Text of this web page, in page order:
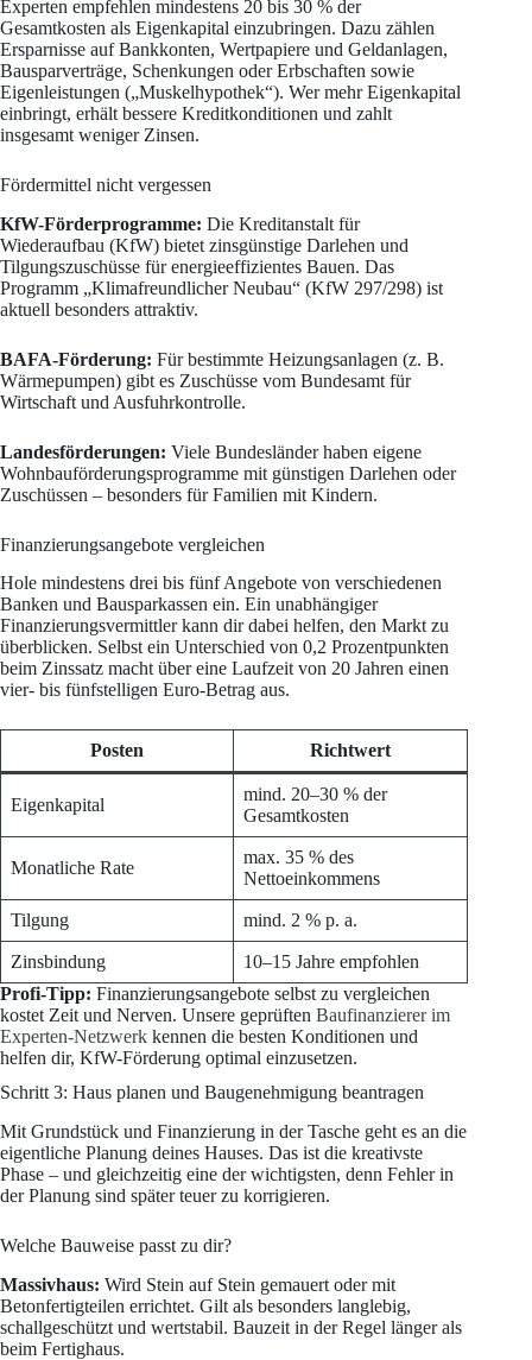
Experten empfehlen mindestens 20 bis 30 % der
Gesamtkosten als Eigenkapital einzubringen. Dazu zählen
Ersparnisse auf Bankkonten, Wertpapiere und Geldanlagen,
Bausparverträge, Schenkungen oder Erbschaften sowie
Eigenleistungen („Muskelhypothek“). Wer mehr Eigenkapital
einbringt, erhält bessere Kreditkonditionen und zahlt
insgesamt weniger Zinsen.
Fördermittel nicht vergessen
KfW-Förderprogramme: Die Kreditanstalt für
Wiederaufbau (KfW) bietet zinsgünstige Darlehen und
Tilgungszuschüsse für energieeffizientes Bauen. Das
Programm „Klimafreundlicher Neubau“ (KfW 297/298) ist
aktuell besonders attraktiv.
BAFA-Förderung: Für bestimmte Heizungsanlagen (z. B.
Wärmepumpen) gibt es Zuschüsse vom Bundesamt für
Wirtschaft und Ausfuhrkontrolle.
Landesförderungen: Viele Bundesländer haben eigene
Wohnbauförderungsprogramme mit günstigen Darlehen oder
Zuschüssen – besonders für Familien mit Kindern.
Finanzierungsangebote vergleichen
Hole mindestens drei bis fünf Angebote von verschiedenen
Banken und Bausparkassen ein. Ein unabhängiger
Finanzierungsvermittler kann dir dabei helfen, den Markt zu
überblicken. Selbst ein Unterschied von 0,2 Prozentpunkten
beim Zinssatz macht über eine Laufzeit von 20 Jahren einen
vier- bis fünfstelligen Euro-Betrag aus.
Posten Richtwert
Eigenkapital
mind. 20–30 % der
Gesamtkosten
Monatliche Rate
max. 35 % des
Nettoeinkommens
Tilgung mind. 2 % p. a.
Zinsbindung
10–15 Jahre empfohlen
Profi-Tipp: Finanzierungsangebote selbst zu vergleichen
kostet Zeit und Nerven. Unsere geprüften Baufinanzierer im
Experten-Netzwerk kennen die besten Konditionen und
helfen dir, KfW-Förderung optimal einzusetzen.
Schritt 3: Haus planen und Baugenehmigung beantragen
Mit Grundstück und Finanzierung in der Tasche geht es an die
eigentliche Planung deines Hauses. Das ist die kreativste
Phase – und gleichzeitig eine der wichtigsten, denn Fehler in
der Planung sind später teuer zu korrigieren.
Welche Bauweise passt zu dir?
Massivhaus: Wird Stein auf Stein gemauert oder mit
Betonfertigteilen errichtet. Gilt als besonders langlebig,
schallgeschützt und wertstabil. Bauzeit in der Regel länger als
beim Fertighaus.